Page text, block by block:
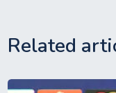
Related